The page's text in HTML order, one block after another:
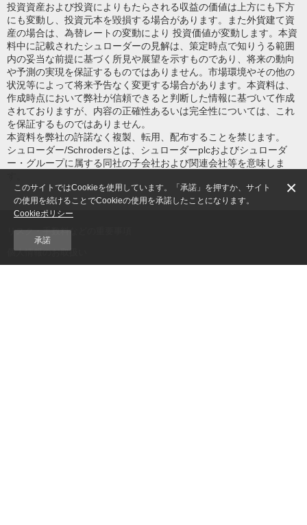
投資資産および投資によりもたらされる収益の価値は上方にも下方
にも変動し、投資元本を毀損する場合があります。また外貨建て資
産の場合は、為替レートの変動により 投資価値が変動します。本資
料中に記載されたシュローダーの見解は、策定時点で知りうる範囲
内の妥当な前提に基づく所見や展望を示すものであり、将来の動向
や予測の実現を保証するものではありません。市場環境やその他の
状況等によって将来予告なく変更する場合があります。本資料は、
作成時点において弊社が信頼できると判断した情報に基づいて作成
されておりますが、内容の正確性あるいは完全性については、これ
を保証するものではありません。
本資料を弊社の許諾なく複製、転用、配布することを禁じます。
シュローダー/Schrodersとは、シュローダーplcおよびシュローダ
ー・グループに属する同社の子会社および関連会社等を意味しま
リスク・手数料などの重要事項
個人情報のお取扱い
このサイトではCookieを使用しています。「承諾」を押すか、サイト
の使用を続けることでCookieの使用を承諾したことになります。
Cookieポリシー
承諾
×